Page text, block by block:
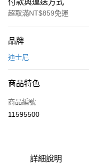
付款與運送方式
超取滿NT$859免運
信用卡一次付款
LINE Pay
Apple Pay
ATM付款
品牌
迪士尼
商品特色
商品編號
11595500
詳細說明